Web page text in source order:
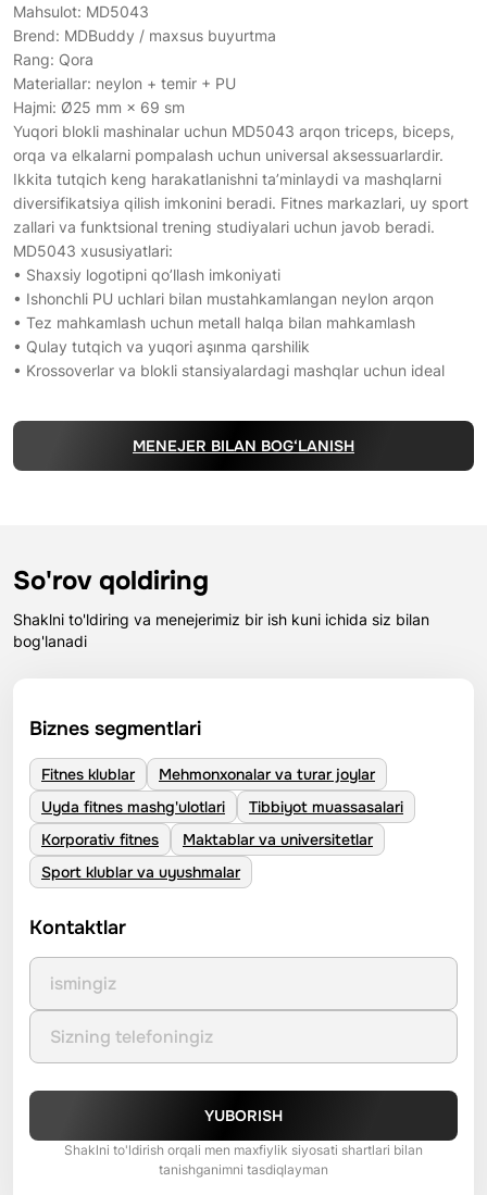
Mahsulot: MD5043
Brend: MDBuddy / maxsus buyurtma
Rang: Qora
Materiallar: neylon + temir + PU
Hajmi: Ø25 mm × 69 sm
Yuqori blokli mashinalar uchun MD5043 arqon triceps, biceps,
orqa va elkalarni pompalash uchun universal aksessuarlardir.
Ikkita tutqich keng harakatlanishni ta’minlaydi va mashqlarni
diversifikatsiya qilish imkonini beradi. Fitnes markazlari, uy sport
zallari va funktsional trening studiyalari uchun javob beradi.
MD5043 xususiyatlari:
• Shaxsiy logotipni qo’llash imkoniyati
• Ishonchli PU uchlari bilan mustahkamlangan neylon arqon
• Tez mahkamlash uchun metall halqa bilan mahkamlash
• Qulay tutqich va yuqori aşınma qarshilik
• Krossoverlar va blokli stansiyalardagi mashqlar uchun ideal
MENEJER BILAN BOG‘LANISH
So'rov qoldiring
Shaklni to'ldiring va menejerimiz bir ish kuni ichida siz bilan
bog'lanadi
Biznes segmentlari
Fitnes klublar
Mehmonxonalar va turar joylar
Uyda fitnes mashg'ulotlari
Tibbiyot muassasalari
Korporativ fitnes
Maktablar va universitetlar
Sport klublar va uyushmalar
Kontaktlar
YUBORISH
Shaklni to'ldirish orqali men maxfiylik siyosati shartlari bilan
tanishganimni tasdiqlayman